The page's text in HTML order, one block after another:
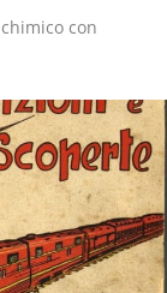
con